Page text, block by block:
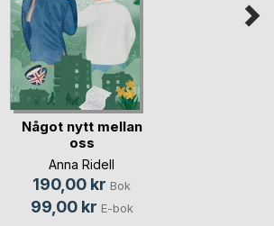
Något nytt mellan
oss
Anna Ridell
190,00 kr Bok
99,00 kr E-bok